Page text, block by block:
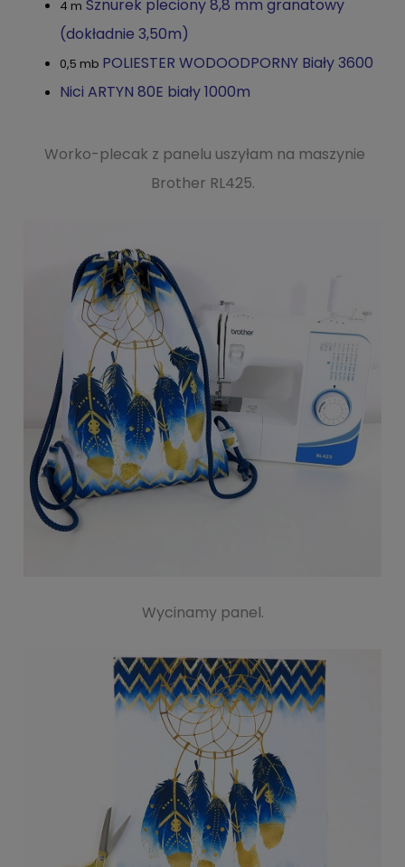
4 m Sznurek pleciony 8,8 mm granatowy
(dokładnie 3,50m)
0,5 mb POLIESTER WODOODPORNY Biały 3600
Nici ARTYN 80E biały 1000m
Worko-plecak z panelu uszyłam na maszynie
Brother RL425.
Wycinamy panel.